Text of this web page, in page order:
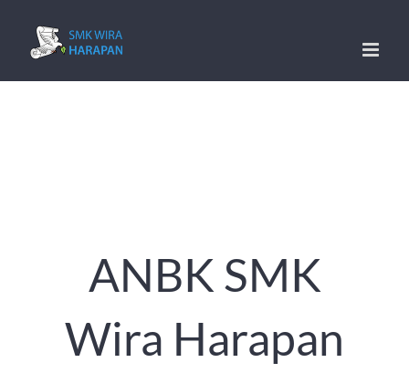
ANBK SMK
Wira Harapan